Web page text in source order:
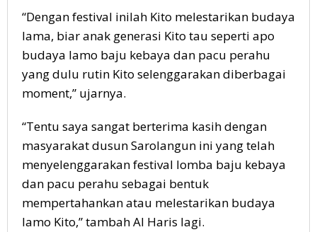
“Dengan festival inilah Kito melestarikan budaya
lama, biar anak generasi Kito tau seperti apo
budaya lamo baju kebaya dan pacu perahu
yang dulu rutin Kito selenggarakan diberbagai
moment,” ujarnya.
“Tentu saya sangat berterima kasih dengan
masyarakat dusun Sarolangun ini yang telah
menyelenggarakan festival lomba baju kebaya
dan pacu perahu sebagai bentuk
mempertahankan atau melestarikan budaya
lamo Kito,” tambah Al Haris lagi.